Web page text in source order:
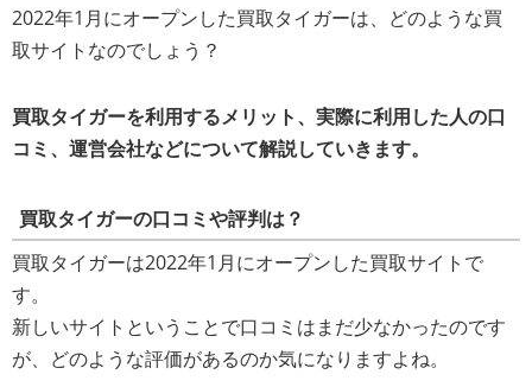
2022年1月にオープンした買取タイガーは、どのような買
取サイトなのでしょう？
買取タイガーを利用するメリット、実際に利用した人の口
コミ、運営会社などについて解説していきます。
買取タイガーの口コミや評判は？
買取タイガーは2022年1月にオープンした買取サイトで
す。
新しいサイトということで口コミはまだ少なかったのです
が、どのような評価があるのか気になりますよね。